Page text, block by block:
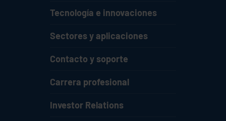
Tecnología e innovaciones
Sectores y aplicaciones
Contacto y soporte
Carrera profesional
Investor Relations